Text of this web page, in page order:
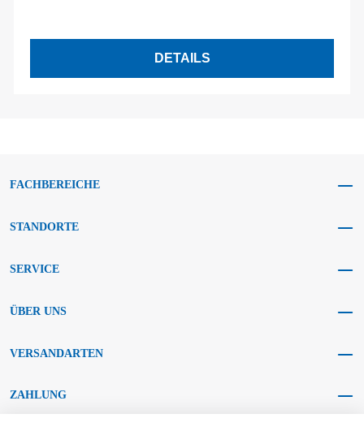
DETAILS
FACHBEREICHE
STANDORTE
SERVICE
ÜBER UNS
VERSANDARTEN
ZAHLUNG